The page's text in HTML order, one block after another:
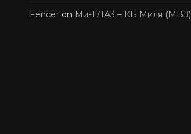
Fencer on Ми-171А3 – КБ Миля (МВЗ)